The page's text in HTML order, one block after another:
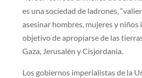
es una sociedad de ladrones,
asesinar hombres, mujeres y niños
objetivo de apropiarse de las
Gaza, Jerusalén y Cisjordania.
Los gobiernos imperialistas de la